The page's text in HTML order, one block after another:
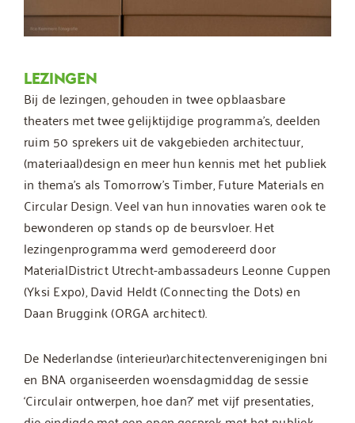
LEZINGEN
Bij de lezingen, gehouden in twee opblaasbare
theaters met twee gelijktijdige programma’s, deelden
ruim 50 sprekers uit de vakgebieden architectuur,
(materiaal)design en meer hun kennis met het publiek
in thema’s als Tomorrow’s Timber, Future Materials en
Circular Design. Veel van hun innovaties waren ook te
bewonderen op stands op de beursvloer. Het
lezingenprogramma werd gemodereerd door
MaterialDistrict Utrecht-ambassadeurs Leonne Cuppen
(Yksi Expo), David Heldt (Connecting the Dots) en
Daan Bruggink (ORGA architect).
De Nederlandse (interieur)architectenverenigingen bni
en BNA organiseerden woensdagmiddag de sessie
‘Circulair ontwerpen, hoe dan?’ met vijf presentaties,